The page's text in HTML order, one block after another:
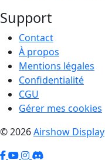
Support
Contact
À propos
Mentions légales
Confidentialité
CGU
Gérer mes cookies
© 2026Airshow Display